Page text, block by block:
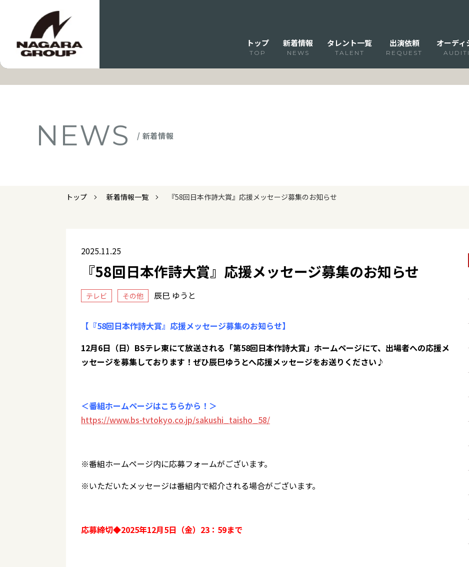
トップ
TOP
新着情報
NEWS
タレント一覧
TALENT
出演依頼
REQUEST
オーディ
NEWS / 新着情報
トップ 新着情報一覧 『58回日本作詩大賞』応援メッセージ募集のお知らせ
2025.11.25
『58回日本作詩大賞』応援メッセージ募集のお知らせ
テレビ その他 辰巳 ゆうと
【『58回日本作詩大賞』応援メッセージ募集のお知らせ】
12月6日（日）BSテレ東にて放送される「第58回日本作詩大賞」ホームページにて、出場者への応援メ
ッセージを募集しております！ぜひ辰巳ゆうとへ応援メッセージをお送りください♪
＜番組ホームページはこちらから！＞
https://www.bs-tvtokyo.co.jp/sakushi_taisho_58/
※番組ホームページ内に応募フォームがございます。
※いただいたメッセージは番組内で紹介される場合がございます。
応募締切◆2025年12月5日（金）23：59まで